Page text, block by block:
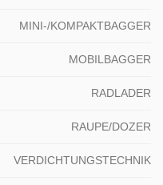
MINI-/KOMPAKTBAGGER
MOBILBAGGER
RADLADER
RAUPE/DOZER
VERDICHTUNGSTECHNIK